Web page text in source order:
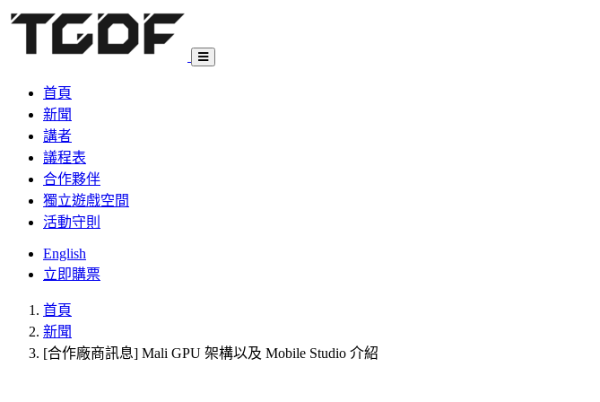
首頁
新聞
講者
議程表
合作夥伴
獨立遊戲空間
活動守則
English
立即購票
首頁
新聞
[合作廠商訊息] Mali GPU 架構以及 Mobile Studio 介紹